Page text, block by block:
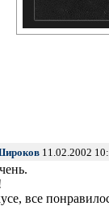
11.02.2002
все